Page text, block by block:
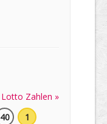
Lotto Zahlen »
40 1